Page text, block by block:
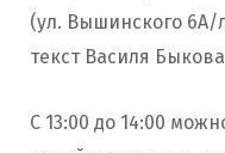
(ул. Вышинского 6А/
текст Василя
С 13:00 до 14:00